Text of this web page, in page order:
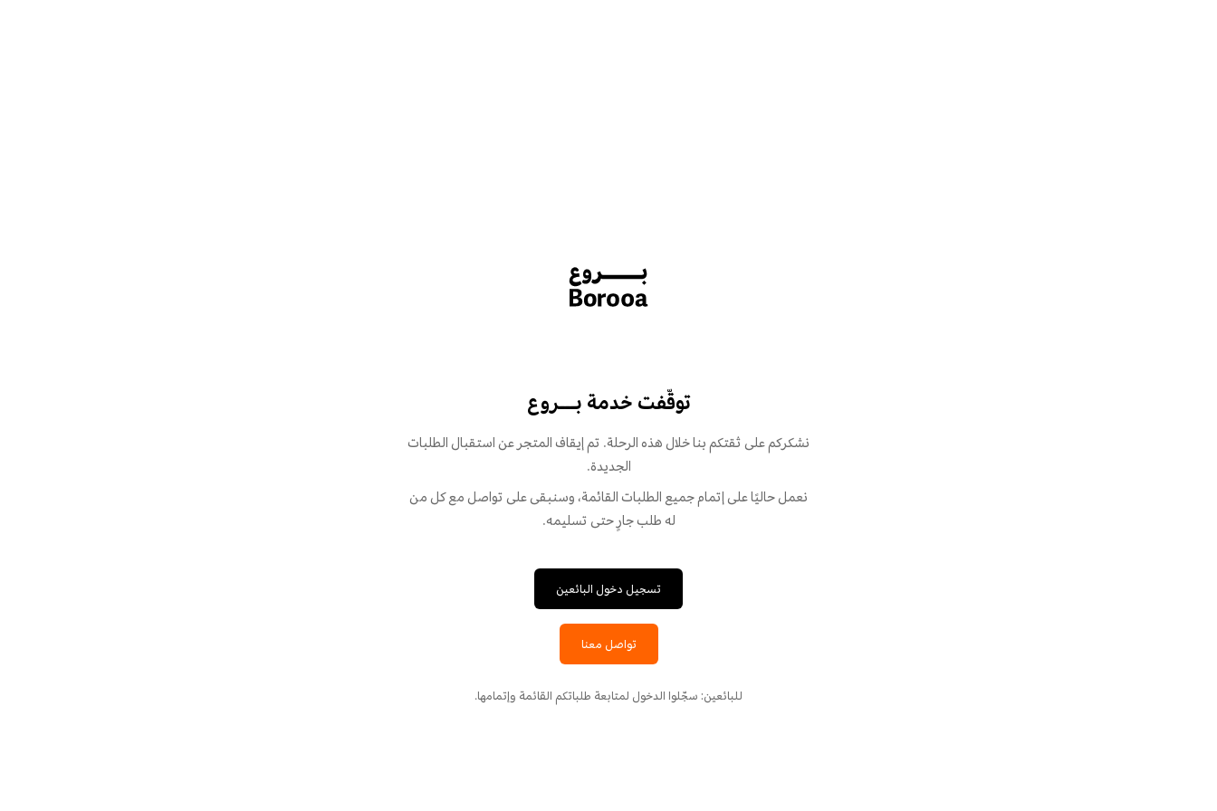
توقّفت خدمة بـــروع
نشكركم على ثقتكم بنا خلال هذه الرحلة. تم إيقاف المتجر عن استقبال الطلبات
الجديدة.
نعمل حاليًا على إتمام جميع الطلبات القائمة، وسنبقى على تواصل مع كل من
له طلب جارٍ حتى تسليمه.
تسجيل دخول البائعين
تواصل معنا
للبائعين: سجّلوا الدخول لمتابعة طلباتكم القائمة وإتمامها.